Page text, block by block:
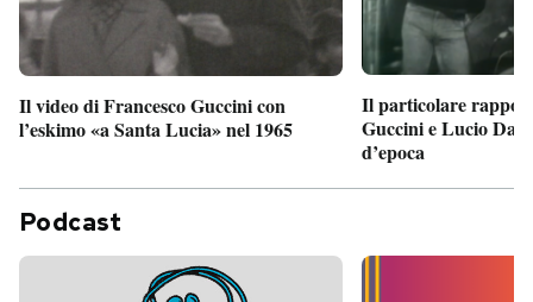
Il video di Francesco Guccini con
l’eskimo «a Santa Lucia» nel 1965
Il particolare
Guccini e Lucio
d’epoca
Podcast